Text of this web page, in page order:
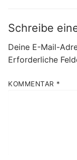
Schreibe
Deine E-Mail-
Erforderliche
KOMMENTAR *